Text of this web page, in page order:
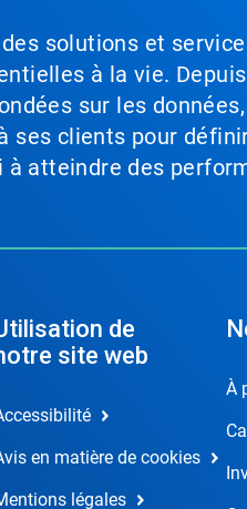
solutions et
à la vie.
sur les
ses clients pour
atteindre des
de
site web
en matière de cookies
légales
À